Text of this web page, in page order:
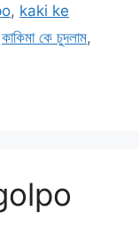
, kaki ke
কাকিমা কে চুদলাম,